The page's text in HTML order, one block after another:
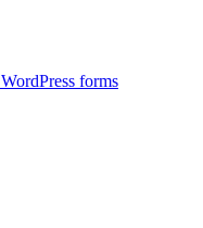
WordPress forms